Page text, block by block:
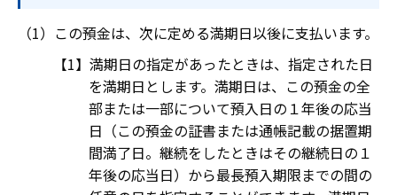
この預金は、次に定める満期日以後に支払います。
満期日の指定があったときは、指定された日
を満期日とします。満期日は、この預金の全
部または一部について預入日の１年後の応当
日（この預金の証書または通帳記載の据置期
間満了日。継続をしたときはその継続日の１
年後の応当日）から最長預入期限までの間の